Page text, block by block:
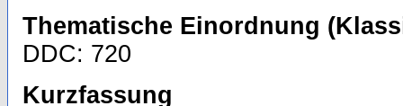
Thematische Einordnung
DDC: 720
Kurzfassung